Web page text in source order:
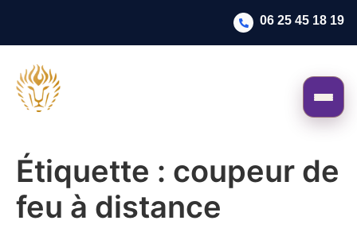
06 25 45 18 19
Étiquette : coupeur de
feu à distance